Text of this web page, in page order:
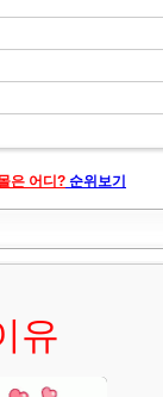
은 어디? 순위보기
유